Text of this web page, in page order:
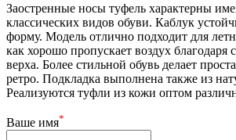
Заостренные носы туфель характерны
классических видов обуви. Каблук
форму. Модель отлично подходит для
как хорошо пропускает воздух благодаря
верха. Более стильной обувь делает
ретро. Подкладка выполнена также из
Реализуются туфли из кожи оптом
Ваше имя*